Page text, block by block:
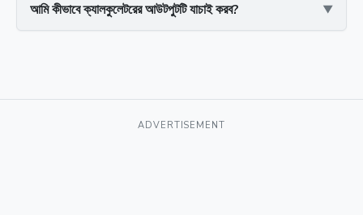
আমি কীভাবে ক্যালকুলেটরের আউটপুটটি যাচাই করব?
ADVERTISEMENT